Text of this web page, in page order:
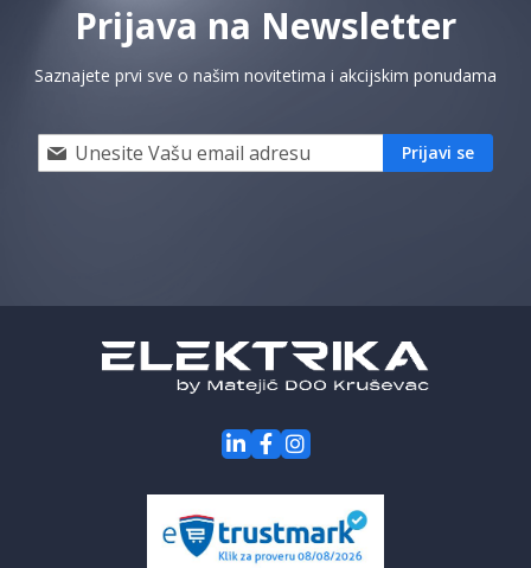
Prijava na Newsletter
Saznajete prvi sve o našim novitetima i akcijskim ponudama
Prijavi
se
akcije
Prijavi se